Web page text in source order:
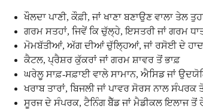
ਖੌਲਦਾ ਪਾਣੀ, ਕੌਫ਼ੀ, ਜਾਂ ਖਾਣਾ ਬਣਾਉਣ ਵਾਲਾ ਤੇਲ
ਗਰਮ ਸਤਹਾਂ, ਜਿਵੇਂ ਕਿ ਚੁੱਲ੍ਹੇ, ਇਸਤਰੀ ਜਾਂ ਗਰਮ
ਮੋਮਬੱਤੀਆਂ, ਅੱਗ ਦੀਆਂ ਚੁੱਲ੍ਹਿਆਂ, ਜਾਂ ਰਸੋਈ ਦੇ
ਕੈਟਲ, ਪ੍ਰੈਸ਼ਰ ਕੁੱਕਰਾਂ ਜਾਂ ਗਰਮ ਸ਼ਾਵਰ ਤੋਂ ਭਾਫ਼
ਘਰੇਲੂ ਸਾਫ਼-ਸਫ਼ਾਈ ਵਾਲੇ ਸਾਮਾਨ, ਐਸਿਡ ਜਾਂ
ਖਰਾਬ ਤਾਰਾਂ, ਬਿਜਲੀ ਜਾਂ ਪਾਵਰ ਸੋਰਸ ਨਾਲ ਸੰਪਰਕ
ਸੂਰਜ ਦੇ ਸੰਪਰਕ, ਟੈਨਿੰਗ ਬੈੱਡ ਜਾਂ ਮੈਡੀਕਲ ਇਲਾਜ ਤੋਂ